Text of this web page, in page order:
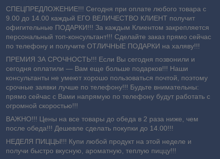
СПЕЦПРЕДЛОЖЕНИЕ!!! Сегодня при оплате любого товара с
9.00 до 14.00 каждый ЕГО ВЕЛИЧЕСТВО КЛИЕНТ получит
офигительные ПОДАРКИ!!! За каждым Клиентом закрепляется
персональный топ-консультант!!! Сделайте заказ прямо сейчас
по телефону и получите ОТЛИЧНЫЕ ПОДАРКИ на халяву!!!
ПРЕМИЯ ЗА СРОЧНОСТЬ!!! Если Вы сегодня позвонили и
сегодня оплатили ― Вам еще больше подарков!!! Наши
консультанты не умеют хорошо пользоваться почтой, поэтому
срочные заявки лучше по телефону!!! Будьте внимательны:
прямо сейчас с Вами напрямую по телефону будут работать с
огромной скоростью!!!
ВАЖНО!!! Цены на все товары до обеда в 2 раза ниже, чем
после обеда!!! Дешевле сделать покупки до 14.00!!!
НЕДЕЛЯ ПИЦЦЫ!!! Купи любой продукт на этой неделе и
получи быстро вкусную, ароматную, теплую пиццу!!!